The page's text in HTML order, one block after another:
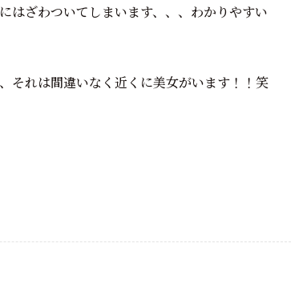
はざわついてしまいます、、、わかりやすい
それは間違いなく近くに美女がいます！！笑